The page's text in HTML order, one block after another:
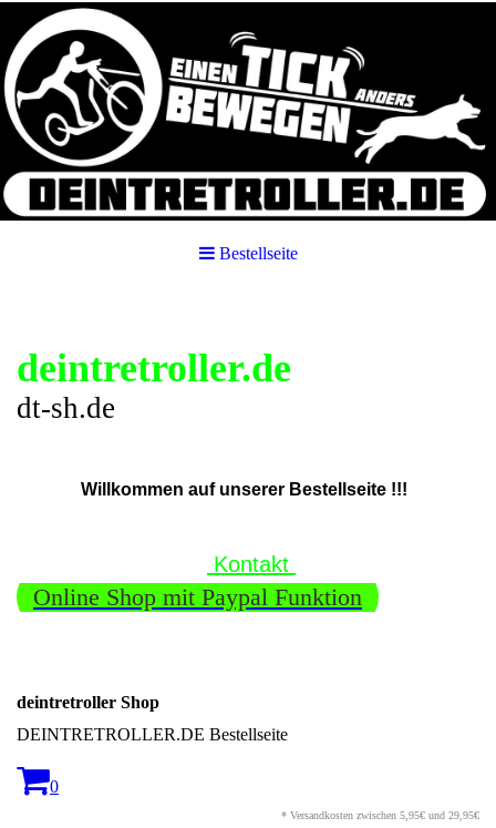
Bestellseite
deintretroller.de
dt-sh.de
Willkommen auf unserer Bestellseite !!!
Kontakt
Online Shop mit Paypal Funktion
deintretroller Shop
DEINTRETROLLER.DE Bestellseite
0
* Versandkosten zwischen 5,95€ und 29,95€